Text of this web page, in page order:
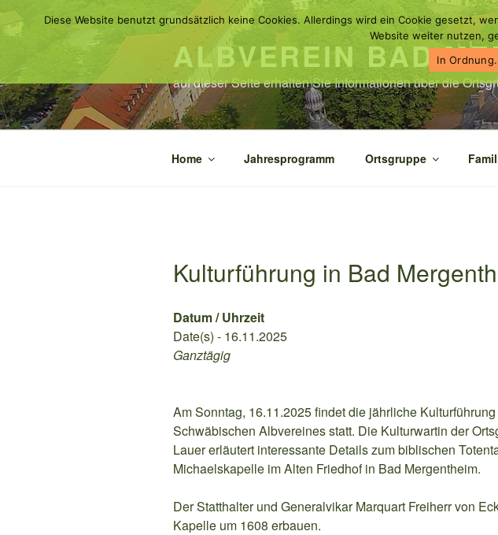
Zum
Inhalt
ALBVEREIN BAD
auf dieser Seite erhalten Sie Informationen über die
Home Jahresprogramm Ortsgruppe
Kulturführung in Bad
Datum / Uhrzeit
Date(s) - 16.11.2025
Ganztägig
Am Sonntag, 16.11.2025 findet die jährliche
Schwäbischen Albvereines statt. Die Kulturwartin der
Lauer erläutert interessante Details zum biblischen
Michaelskapelle im Alten Friedhof in Bad Mergentheim.
Der Statthalter und Generalvikar Marquart Freiherr von
Kapelle um 1608 erbauen.
Diese Website benutzt grundsätzlich keine Cookies. Allerdings wird ein Cookie gesetzt,
Website weiter nutzen,
In Ordnung.